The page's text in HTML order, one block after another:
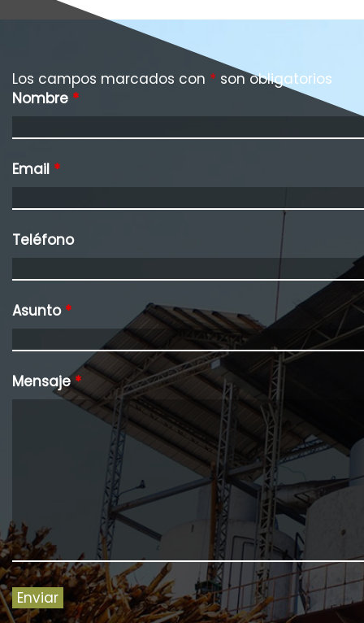
Los campos marcados con * son obligatorios
Nombre *
Email *
Teléfono
Asunto *
Mensaje*